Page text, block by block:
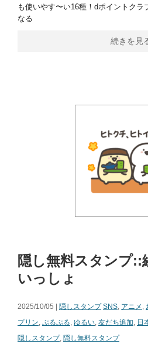
も使いやす〜い16種！dポイントクラ
なる
続きを見
隠し無料スタンプ::
いっしょ
2025/10/05 | 隠しスタンプ SNS, アニメ ,
プリン, ぷるぷる, ゆるい, 友だち追加, 日
隠しスタンプ, 隠し無料スタンプ